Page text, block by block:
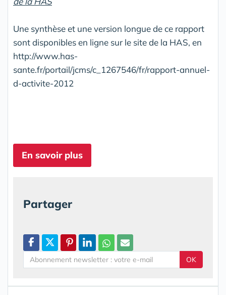
Une synthèse et une version longue de ce rapport
sont disponibles en ligne sur le site de la HAS, en
http://www.has-
sante.fr/portail/jcms/c_1267546/fr/rapport-annuel-
d-activite-2012
En savoir plus
Partager
OK